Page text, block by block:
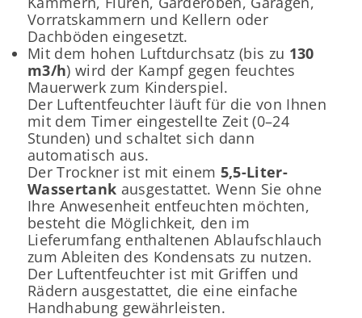
Vorratskammern und Kellern oder
Dachböden eingesetzt.
Mit dem hohen Luftdurchsatz (bis zu 130
m3/h) wird der Kampf gegen feuchtes
Mauerwerk zum Kinderspiel.
Der Luftentfeuchter läuft für die von Ihnen
mit dem Timer eingestellte Zeit (0–24
Stunden) und schaltet sich dann
automatisch aus.
Der Trockner ist mit einem 5,5-Liter-
Wassertank ausgestattet. Wenn Sie ohne
Ihre Anwesenheit entfeuchten möchten,
besteht die Möglichkeit, den im
Lieferumfang enthaltenen Ablaufschlauch
zum Ableiten des Kondensats zu nutzen.
Der Luftentfeuchter ist mit Griffen und
Rädern ausgestattet, die eine einfache
Handhabung gewährleisten.